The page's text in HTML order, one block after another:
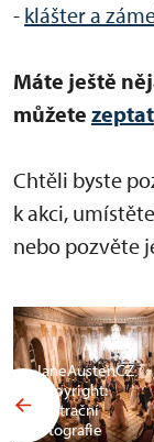
- klášter a
Máte ještě
můžete zeptat
Chtěli byste
k akci,
nebo pozvěte
JaneAustenCZ
Copyright:
Ilustrační
fotografie